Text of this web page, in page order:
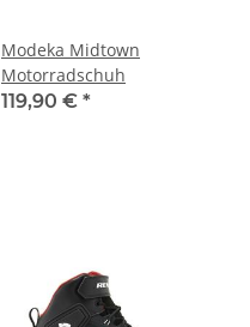
Modeka Midtown
Motorradschuh
119,90 € *